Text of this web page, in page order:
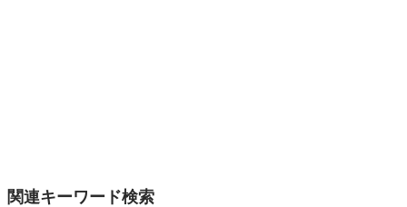
関連キーワード検索